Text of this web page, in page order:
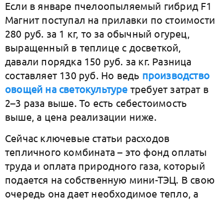
Если в январе пчелоопыляемый гибрид F1
Магнит поступал на прилавки по стоимости
280 руб. за 1 кг, то за обычный огурец,
выращенный в теплице с досветкой,
давали порядка 150 руб. за кг. Разница
составляет 130 руб. Но ведь производство
овощей на светокультуре требует затрат в
2–3 раза выше. То есть себестоимость
выше, а цена реализации ниже.
Сейчас ключевые статьи расходов
тепличного комбината – это фонд оплаты
труда и оплата природного газа, который
подается на собственную мини-ТЭЦ. В свою
очередь она дает необходимое тепло, а